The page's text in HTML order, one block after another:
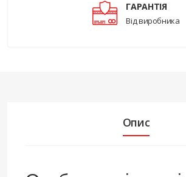
ГАРАНТІЯ
Від виробника
Опис